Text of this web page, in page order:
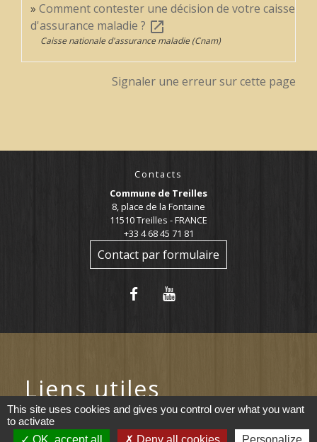
Comment contester une décision de votre caisse
d'assurance maladie ? open_in_new
Caisse nationale d'assurance maladie (Cnam)
Signaler une erreur sur cette page
Contacts
Commune de Treilles
8, place de la Fontaine
11510 Treilles - FRANCE
+33 4 68 45 71 81
Contact par formulaire
Liens utiles
Portail du gouvernement
This site uses cookies and gives you control over what you want
to activate
OK, accept all
Deny all cookies Personalize